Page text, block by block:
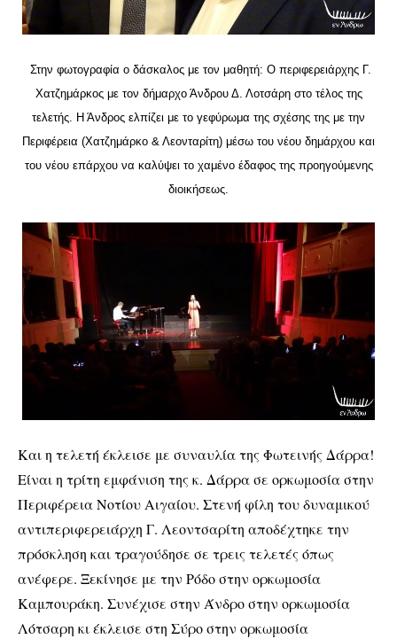
Στην φωτογραφία ο δάσκαλος με τον μαθητή: Ο περιφερειάρχης Γ.
Χατζημάρκος με τον δήμαρχο Άνδρου Δ. Λοτσάρη στο τέλος της
τελετής. Η Άνδρος ελπίζει με το γεφύρωμα της σχέσης της με την
Περιφέρεια (Χατζημάρκο & Λεονταρίτη) μέσω του νέου δημάρχου και
του νέου επάρχου να καλύψει το χαμένο έδαφος της προηγούμενης
διοικήσεως.
Και η τελετή έκλεισε με συναυλία της Φωτεινής Δάρρα!
Είναι η τρίτη εμφάνιση της κ. Δάρρα σε ορκωμοσία στην
Περιφέρεια Νοτίου Αιγαίου. Στενή φίλη του δυναμικού
αντιπεριφερειάρχη Γ. Λεοντσαρίτη αποδέχτηκε την
πρόσκληση και τραγούδησε σε τρεις τελετές όπως
ανέφερε. Ξεκίνησε με την Ρόδο στην ορκωμοσία
Καμπουράκη. Συνέχισε στην Άνδρο στην ορκωμοσία
Λότσαρη κι έκλεισε στη Σύρο στην ορκωμοσία